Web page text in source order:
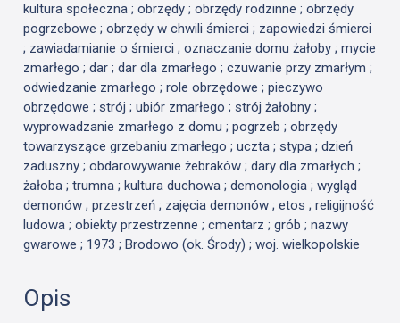
kultura społeczna ; obrzędy ; obrzędy rodzinne ; obrzędy
pogrzebowe ; obrzędy w chwili śmierci ; zapowiedzi śmierci
; zawiadamianie o śmierci ; oznaczanie domu żałoby ; mycie
zmarłego ; dar ; dar dla zmarłego ; czuwanie przy zmarłym ;
odwiedzanie zmarłego ; role obrzędowe ; pieczywo
obrzędowe ; strój ; ubiór zmarłego ; strój żałobny ;
wyprowadzanie zmarłego z domu ; pogrzeb ; obrzędy
towarzyszące grzebaniu zmarłego ; uczta ; stypa ; dzień
zaduszny ; obdarowywanie żebraków ; dary dla zmarłych ;
żałoba ; trumna ; kultura duchowa ; demonologia ; wygląd
demonów ; przestrzeń ; zajęcia demonów ; etos ; religijność
ludowa ; obiekty przestrzenne ; cmentarz ; grób ; nazwy
gwarowe ; 1973 ; Brodowo (ok. Środy) ; woj. wielkopolskie
Opis